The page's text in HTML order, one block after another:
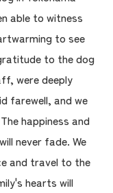
able to witness
to see
to the dog
were deeply
farewell, and we
happiness and
never fade. We
and travel to the
hearts will